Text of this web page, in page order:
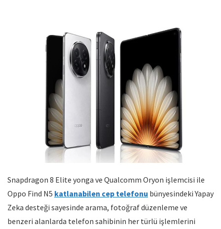
Snapdragon 8 Elite yonga ve Qualcomm Oryon işlemcisi ile
Oppo Find N5 katlanabilen cep telefonu bünyesindeki Yapay
Zeka desteği sayesinde arama, fotoğraf düzenleme ve
benzeri alanlarda telefon sahibinin her türlü işlemlerini